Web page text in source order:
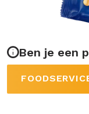
Ben je een